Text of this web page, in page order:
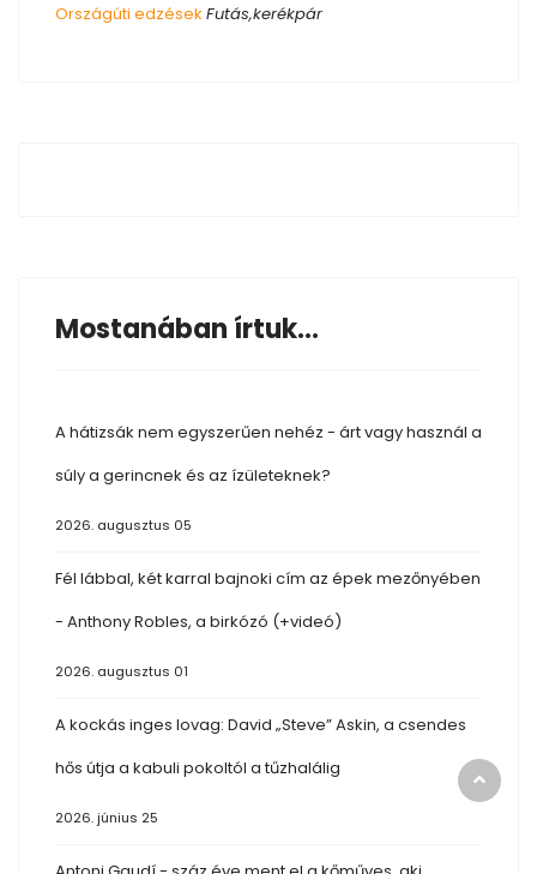
Országúti edzések Futás,kerékpár
Mostanában írtuk...
A hátizsák nem egyszerűen nehéz - árt vagy használ a
súly a gerincnek és az ízületeknek?
2026. augusztus 05
Fél lábbal, két karral bajnoki cím az épek mezőnyében
- Anthony Robles, a birkózó (+videó)
2026. augusztus 01
A kockás inges lovag: David „Steve” Askin, a csendes
hős útja a kabuli pokoltól a tűzhalálig
2026. június 25